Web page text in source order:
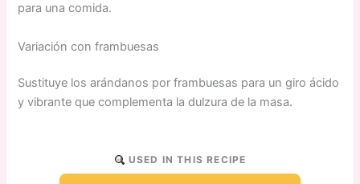
para una comida.
Variación con frambuesas
Sustituye los arándanos por frambuesas para un giro ácido
y vibrante que complementa la dulzura de la masa.
USED IN THIS RECIPE